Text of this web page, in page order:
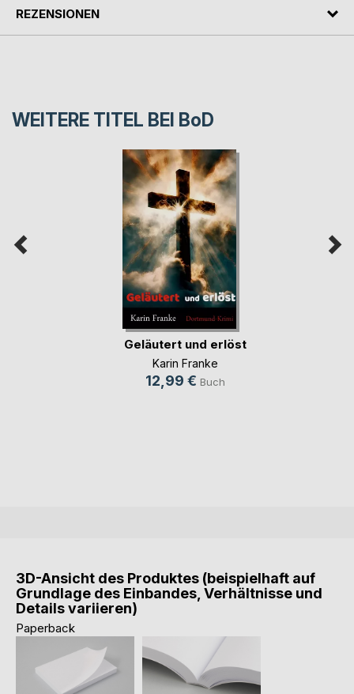
REZENSIONEN
WEITERE TITEL BEI BoD
Geläutert und erlöst
Karin Franke
12,99 € Buch
3D-Ansicht des Produktes (beispielhaft auf
Grundlage des Einbandes, Verhältnisse und
Details variieren)
Paperback